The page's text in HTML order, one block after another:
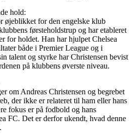
hold:
øjeblikket for den engelske klub
førsteholdstrup og har etableret
for holdet. Han har hjulpet Chelsea
både i Premier League og i
talent og styrke har Christensen bevist
på klubbens øverste niveau.
om Andreas Christensen og begrebet
der ikke er relateret til ham eller hans
fokus er på fodbold og hans
FC. Det er derfor ukendt, hvad denne